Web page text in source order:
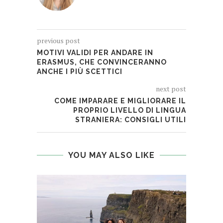
previous post
MOTIVI VALIDI PER ANDARE IN
ERASMUS, CHE CONVINCERANNO
ANCHE I PIÙ SCETTICI
next post
COME IMPARARE E MIGLIORARE IL
PROPRIO LIVELLO DI LINGUA
STRANIERA: CONSIGLI UTILI
YOU MAY ALSO LIKE